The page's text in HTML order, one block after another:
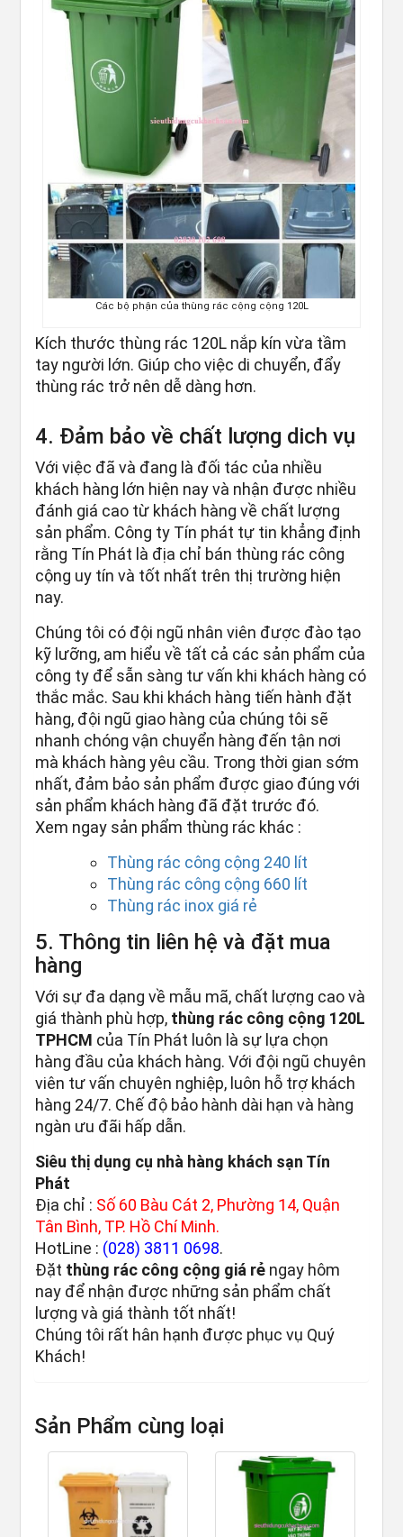
Các bộ phận của thùng rác cộng cộng 120L
Kích thước thùng rác 120L nắp kín vừa tầm
tay người lớn. Giúp cho việc di chuyển, đẩy
thùng rác trở nên dễ dàng hơn.
4. Đảm bảo về chất lượng dich vụ
Với việc đã và đang là đối tác của nhiều
khách hàng lớn hiện nay và nhận được nhiều
đánh giá cao từ khách hàng về chất lượng
sản phẩm. Công ty Tín phát tự tin khẳng định
rằng Tín Phát là địa chỉ bán thùng rác công
cộng uy tín và tốt nhất trên thị trường hiện
nay.
Chúng tôi có đội ngũ nhân viên được đào tạo
kỹ lưỡng, am hiểu về tất cả các sản phẩm của
công ty để sẵn sàng tư vấn khi khách hàng có
thắc mắc. Sau khi khách hàng tiến hành đặt
hàng, đội ngũ giao hàng của chúng tôi sẽ
nhanh chóng vận chuyển hàng đến tận nơi
mà khách hàng yêu cầu. Trong thời gian sớm
nhất, đảm bảo sản phẩm được giao đúng với
sản phẩm khách hàng đã đặt trước đó.
Xem ngay sản phẩm thùng rác khác :
Thùng rác công cộng 240 lít
Thùng rác công cộng 660 lít
Thùng rác inox giá rẻ
5. Thông tin liên hệ và đặt mua
hàng
Với sự đa dạng về mẫu mã, chất lượng cao và
giá thành phù hợp, thùng rác công cộng 120L
TPHCM của Tín Phát luôn là sự lựa chọn
hàng đầu của khách hàng. Với đội ngũ chuyên
viên tư vấn chuyên nghiệp, luôn hỗ trợ khách
hàng 24/7. Chế độ bảo hành dài hạn và hàng
ngàn ưu đãi hấp dẫn.
Siêu thị dụng cụ nhà hàng khách sạn Tín
Phát
Địa chỉ : Số 60 Bàu Cát 2, Phường 14, Quận
Tân Bình, TP. Hồ Chí Minh.
HotLine : (028) 3811 0698.
Đặt thùng rác công cộng giá rẻ ngay hôm
nay để nhận được những sản phẩm chất
lượng và giá thành tốt nhất!
Chúng tôi rất hân hạnh được phục vụ Quý
Khách!
Sản Phẩm cùng loại